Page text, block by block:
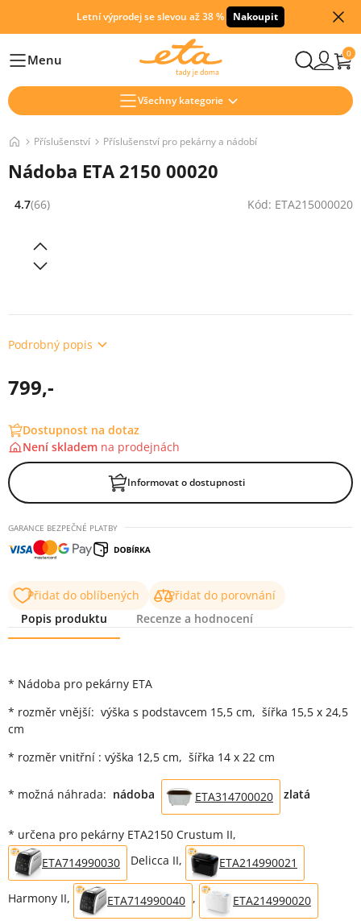
Letní výprodej se slevou až 38 % Nakoupit
HlavníMenu 0
Všechny kategorie
Příslušenství Příslušenství pro pekárny a nádobí
Nádoba ETA 2150 00020
Hodnocení: 4.7 z 5 (66 recenzí)
4.7(66) Kód: ETA215000020
Podrobný popis
799,-
Dostupnost na dotaz
Není skladem na prodejnách
Informovat o dostupnosti
GARANCE BEZPEČNÉ PLATBY
Přidat do oblíbených
Přidat do porovnání
Popis produktu
Recenze a hodnocení
* Nádoba pro pekárny ETA
* rozměr vnější: výška s podstavcem 15,5 cm, šířka 15,5 x 24,5
cm
* rozměr vnitřní : výška 12,5 cm, šířka 14 x 22 cm
* možná náhrada: nádoba ETA314700020 zlatá
* určena pro pekárny ETA2150 Crustum II,
ETA714990030
Delicca II, ETA214990021
Harmony II, ETA714990040 , ETA214990020